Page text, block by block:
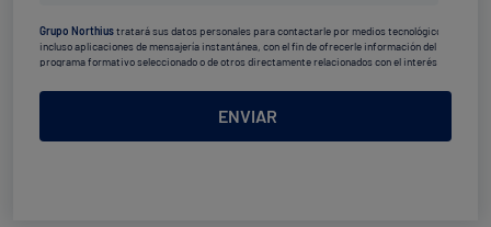
*
Grupo Northiustratará sus datos personales para contactarle por medios tecnológicos,
incluso aplicaciones de mensajería instantánea, con el fin de ofrecerle información del
programa formativo seleccionado o de otros directamente relacionados con el interés
correspondiente. Compartiremos su solicitud con las empresas que conforman elGrupo
servicios de acuerdo a su petición. Quedan reconocidos los derechos de acceso,
rectificación, supresión, oposición, limitación, tal y como se explica en la
ENVIAR